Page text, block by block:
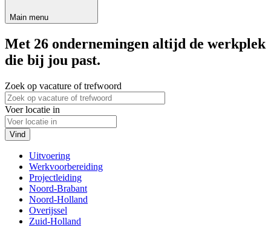
Main menu
Met 26 ondernemingen altijd de werkplek
die bij jou past.
Zoek op vacature of trefwoord
Voer locatie in
Vind
Uitvoering
Werkvoorbereiding
Projectleiding
Noord-Brabant
Noord-Holland
Overijssel
Zuid-Holland